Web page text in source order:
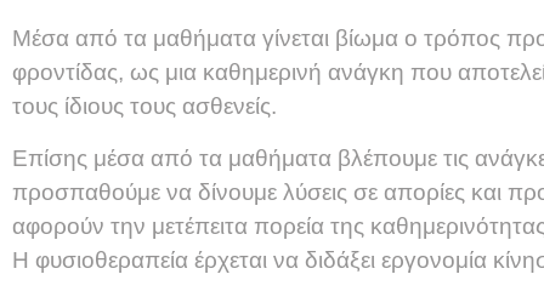
Μέσα από τα μαθήματα γίνεται βίωμα ο τρόπος
φροντίδας, ως μια καθημερινή ανάγκη που
τους ίδιους τους ασθενείς.
Επίσης μέσα από τα μαθήματα βλέπουμε τις
προσπαθούμε να δίνουμε λύσεις σε απορίες και
αφορούν την μετέπειτα πορεία της
Η φυσιοθεραπεία έρχεται να διδάξει εργονομία